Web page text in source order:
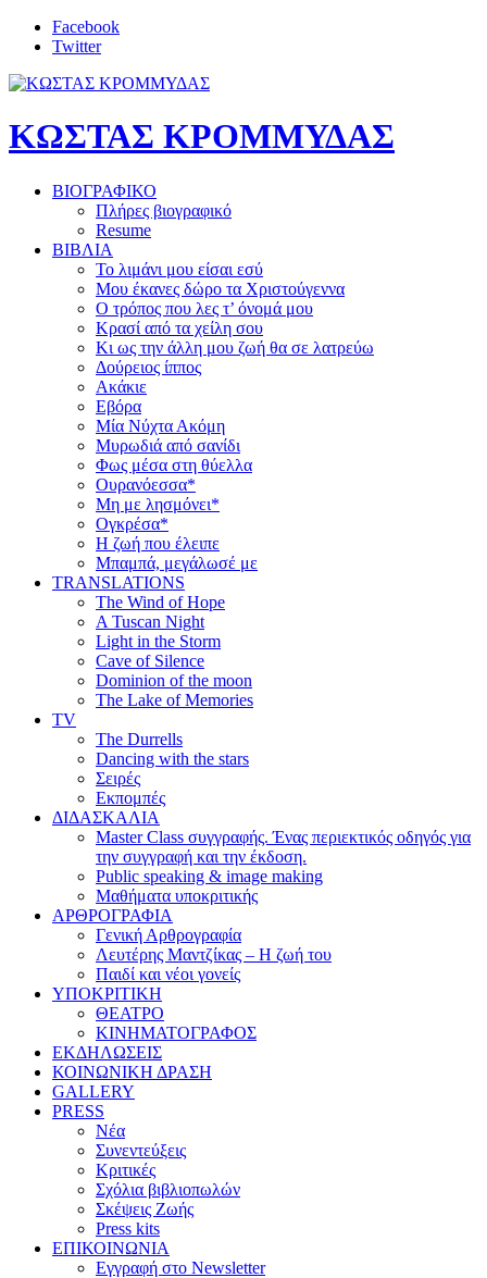
Facebook
Twitter
ΚΩΣΤΑΣ ΚΡΟΜΜΥΔΑΣ
ΒΙΟΓΡΑΦΙΚΟ
Πλήρες βιογραφικό
Resume
ΒΙΒΛΙΑ
Το λιμάνι μου είσαι εσύ
Μου έκανες δώρο τα Χριστούγεννα
Ο τρόπος που λες τ’ όνομά μου
Κρασί από τα χείλη σου
Κι ως την άλλη μου ζωή θα σε λατρεύω
Δούρειος ίππος
Ακάκιε
Εβόρα
Μία Νύχτα Ακόμη
Μυρωδιά από σανίδι
Φως μέσα στη θύελλα
Ουρανόεσσα*
Μη με λησμόνει*
Ογκρέσα*
Η ζωή που έλειπε
Μπαμπά, μεγάλωσέ με
TRANSLATIONS
The Wind of Hope
A Tuscan Night
Light in the Storm
Cave of Silence
Dominion of the moon
The Lake of Memories
TV
The Durrells
Dancing with the stars
Σειρές
Εκπομπές
ΔΙΔΑΣΚΑΛΙΑ
Master Class συγγραφής. Ένας περιεκτικός οδηγός για
την συγγραφή και την έκδοση.
Public speaking & image making
Μαθήματα υποκριτικής
ΑΡΘΡΟΓΡΑΦΙΑ
Γενική Αρθρογραφία
Λευτέρης Μαντζίκας – Η ζωή του
Παιδί και νέοι γονείς
ΥΠΟΚΡΙΤΙΚΗ
ΘΕΑΤΡΟ
ΚΙΝΗΜΑΤΟΓΡΑΦΟΣ
ΕΚΔΗΛΩΣΕΙΣ
ΚΟΙΝΩΝΙΚΗ ΔΡΑΣΗ
GALLERY
PRESS
Νέα
Συνεντεύξεις
Κριτικές
Σχόλια βιβλιοπωλών
Σκέψεις Ζωής
Press kits
ΕΠΙΚΟΙΝΩΝΙΑ
Εγγραφή στο Newsletter